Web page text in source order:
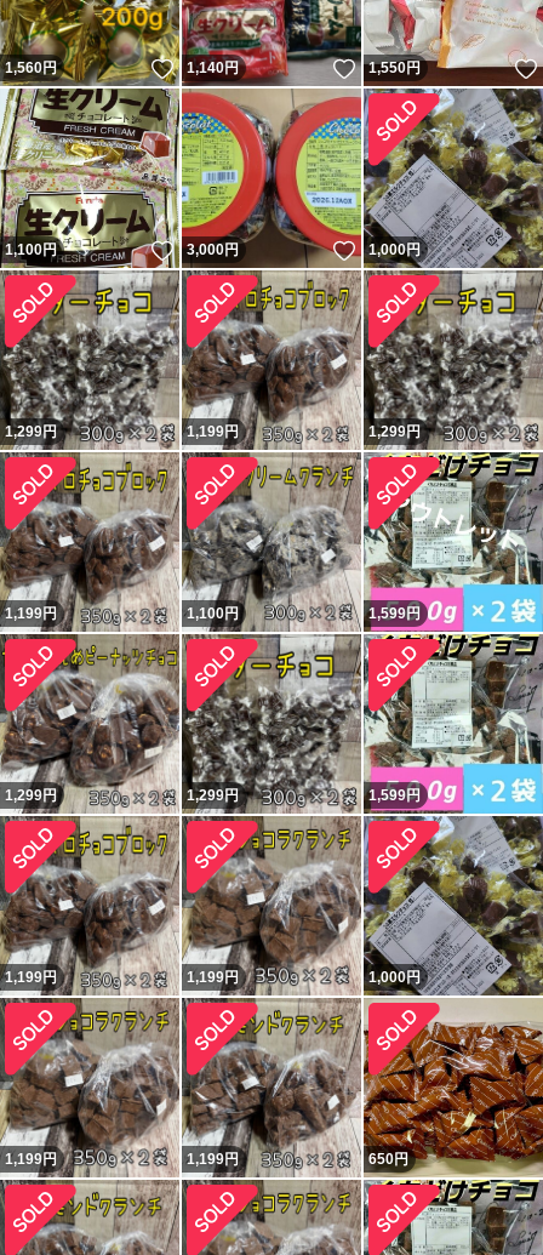
1,560円 いいね！
1,140円 いいね！
1,550円
1,100円 いいね！
3,000円 いいね！
1,000円
1,299円 1,199円 1,299円
1,199円 1,100円 1,599円
1,299円 1,299円 1,599円
1,199円 1,199円 1,000円
1,199円 1,199円 650円